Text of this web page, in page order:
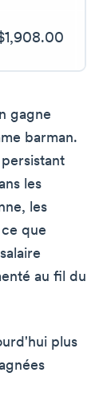
gagne
barman.
persistant
les
les
que
au fil du
plus